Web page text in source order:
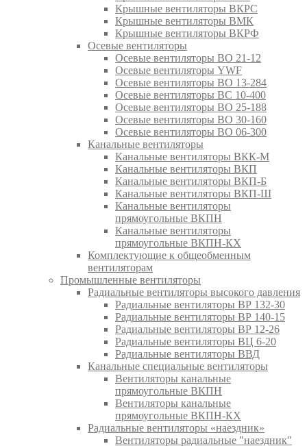
Крышные вентиляторы ВКРС
Крышные вентиляторы ВМК
Крышные вентиляторы ВКРФ
Осевые вентиляторы
Осевые вентиляторы ВО 21-12
Осевые вентиляторы YWF
Осевые вентиляторы ВО 13-284
Осевые вентиляторы ВС 10-400
Осевые вентиляторы ВО 25-188
Осевые вентиляторы ВО 30-160
Осевые вентиляторы ВО 06-300
Канальные вентиляторы
Канальные вентиляторы ВКК-М
Канальные вентиляторы ВКП
Канальные вентиляторы ВКП-Б
Канальные вентиляторы ВКП-Ш
Канальные вентиляторы
прямоугольные ВКПН
Канальные вентиляторы
прямоугольные ВКПН-КХ
Комплектующие к общеобменным
вентиляторам
Промышленные вентиляторы
Радиальные вентиляторы высокого давления
Радиальные вентиляторы ВР 132-30
Радиальные вентиляторы ВР 140-15
Радиальные вентиляторы ВР 12-26
Радиальные вентиляторы ВЦ 6-20
Радиальные вентиляторы ВВД
Канальные специальные вентиляторы
Вентиляторы канальные
прямоугольные ВКПН
Вентиляторы канальные
прямоугольные ВКПН-КХ
Радиальные вентиляторы «наездник»
Вентиляторы радиальные "наездник"